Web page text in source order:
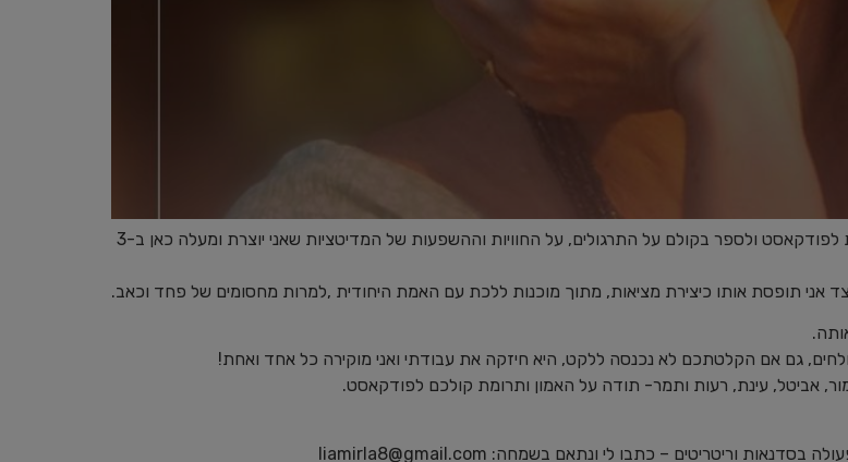
כבכל שנה, לקראת יום ההולדת שלי, הזמנתי את המאזינים הקבועים לעלות לפודקאסט ולספר בקולם על התרגולים, על החוויות וההשפעות של המדיטציות שאני יוצרת ומעלה כאן ב-3
תופסת אותו כיצירת מציאות, מתוך מוכנות ללכת עם האמת היחודית ,למרות מחסומים של פחד וכאב.
גם אם הקלטתכם לא נכנסה ללקט, היא חיזקה את עבודתי ואני מוקירה כל אחד ואחת!
אביטל, עינת, רעות ותמר- תודה על האמון ותרומת קולכם לפודקאסט.
בסדנאות וריטריטים – כתבו לי ונתאם בשמחה: liamirla8@gmail.com